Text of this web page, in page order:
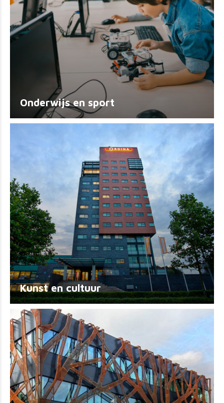
Onderwijs en sport
Kunst en cultuur